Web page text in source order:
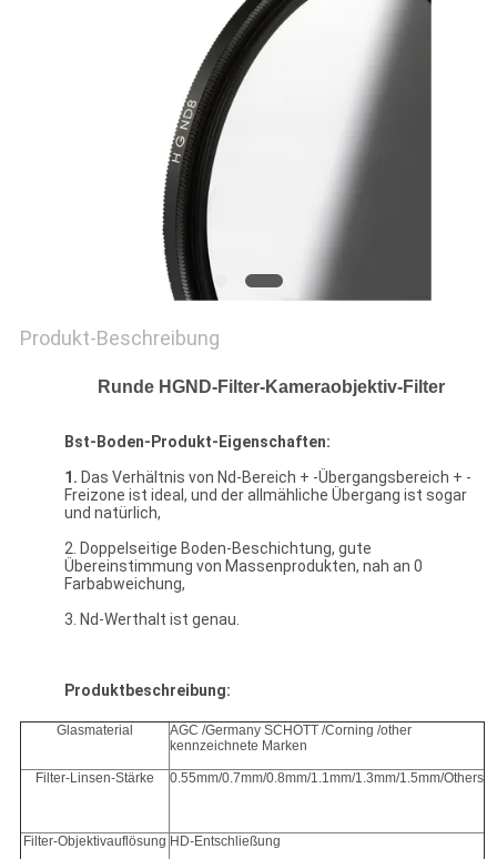
Produkt-Beschreibung
Runde HGND-Filter-Kameraobjektiv-Filter
Bst-Boden-Produkt-Eigenschaften:
1. Das Verhältnis von Nd-Bereich + -Übergangsbereich + -
Freizone ist ideal, und der allmähliche Übergang ist sogar
und natürlich,
2. Doppelseitige Boden-Beschichtung, gute
Übereinstimmung von Massenprodukten, nah an 0
Farbabweichung,
3. Nd-Werthalt ist genau.
Produktbeschreibung:
Glasmaterial
AGC /Germany SCHOTT /Corning /other
kennzeichnete Marken
Filter-Linsen-Stärke 0.55mm/0.7mm/0.8mm/1.1mm/1.3mm/1.5mm/Others
Filter-Objektivauflösung HD-Entschließung